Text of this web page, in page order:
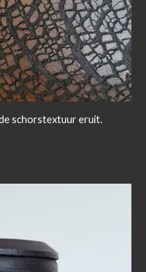
schorstextuur eruit.